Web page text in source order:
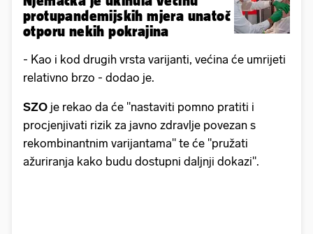
protupandemijskih mjera unatoč
otporu nekih pokrajina
- Kao i kod drugih vrsta varijanti, većina će umrijeti
relativno brzo - dodao je.
SZO je rekao da će "nastaviti pomno pratiti i
procjenjivati ​​rizik za javno zdravlje povezan s
rekombinantnim varijantama" te će "pružati
ažuriranja kako budu dostupni daljnji dokazi".